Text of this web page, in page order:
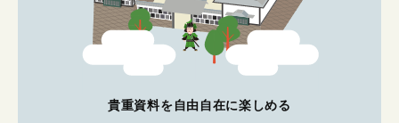
貴重資料を自由自在に楽しめる